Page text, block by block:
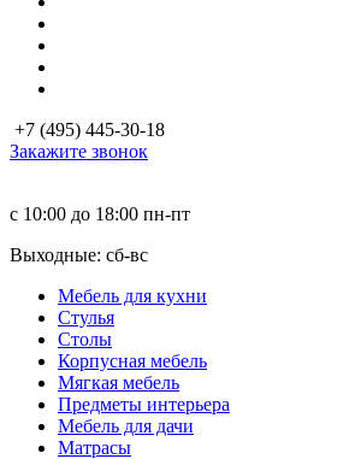
+7 (495) 445-30-18
Закажите звонок
с 10:00 до 18:00 пн-пт
Выходные: сб-вc
Мебель для кухни
Стулья
Столы
Корпусная мебель
Мягкая мебель
Предметы интерьера
Мебель для дачи
Матраcы